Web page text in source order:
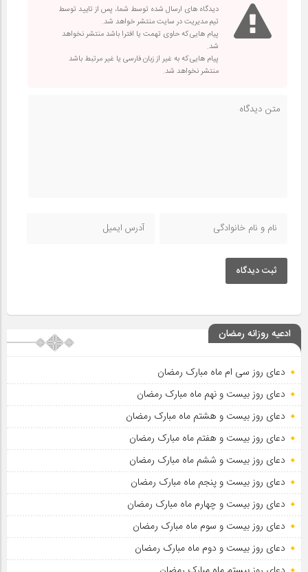
دیدگاه های ارسال شده توسط شما، پس از تایید توسط
تیم مدیریت در سایت منتشر خواهد شد.
پیام هایی که حاوی تهمت یا افترا باشد منتشر نخواهد
شد.
پیام هایی که به غیر از زبان فارسی یا غیر مرتبط باشد
منتشر نخواهد شد.
ثبت دیدگاه
ادعیه روزانه رمضان
دعای روز سی ام ماه مبارک رمضان
دعای روز بیست و نهم ماه مبارک رمضان
دعای روز بیست و هشتم ماه مبارک رمضان
دعای روز بیست و هفتم ماه مبارک رمضان
دعای روز بیست و ششم ماه مبارک رمضان
دعای روز بیست و پنجم ماه مبارک رمضان
دعای روز بیست و چهارم ماه مبارک رمضان
دعای روز بیست و سوم ماه مبارک رمضان
دعای روز بیست و دوم ماه مبارک رمضان